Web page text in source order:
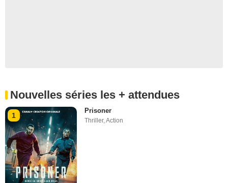
Nouvelles séries les + attendues
1
Prisoner
Thriller,Action